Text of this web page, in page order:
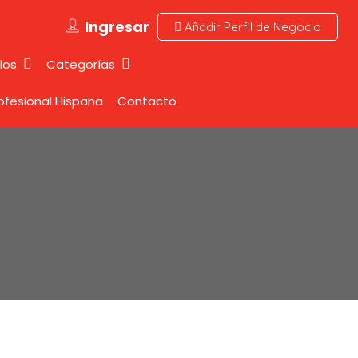
Ingresar Añadir Perfil de Negocio
Categorías
Hispana Contacto